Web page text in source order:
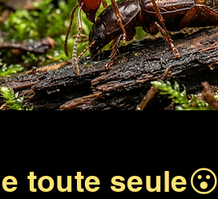
toute seule😮